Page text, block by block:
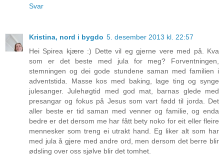
Svar
Kristina, nord i bygdo 5. desember 2013 kl. 22:57
Hei Spirea kjære :) Dette vil eg gjerne vere med på. Kva
som er det beste med jula for meg? Forventningen,
stemningen og dei gode stundene saman med familien i
adventstida. Masse kos med baking, lage ting og synge
julesanger. Julehøgtid med god mat, barnas glede med
presangar og fokus på Jesus som vart fødd til jorda. Det
aller beste er tid saman med venner og familie, og enda
bedre er det dersom me har fått bety noko for eit eller fleire
mennesker som treng ei utrakt hand. Eg liker alt som har
med jula å gjere med andre ord, men dersom det berre blir
ødsling over oss sjølve blir det tomhet.